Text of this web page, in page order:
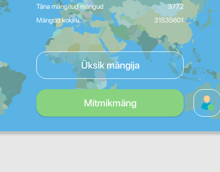
Täna mängitud mängud
3772
Mängud kokku
31535601
Üksik mängija
Mitmikmäng